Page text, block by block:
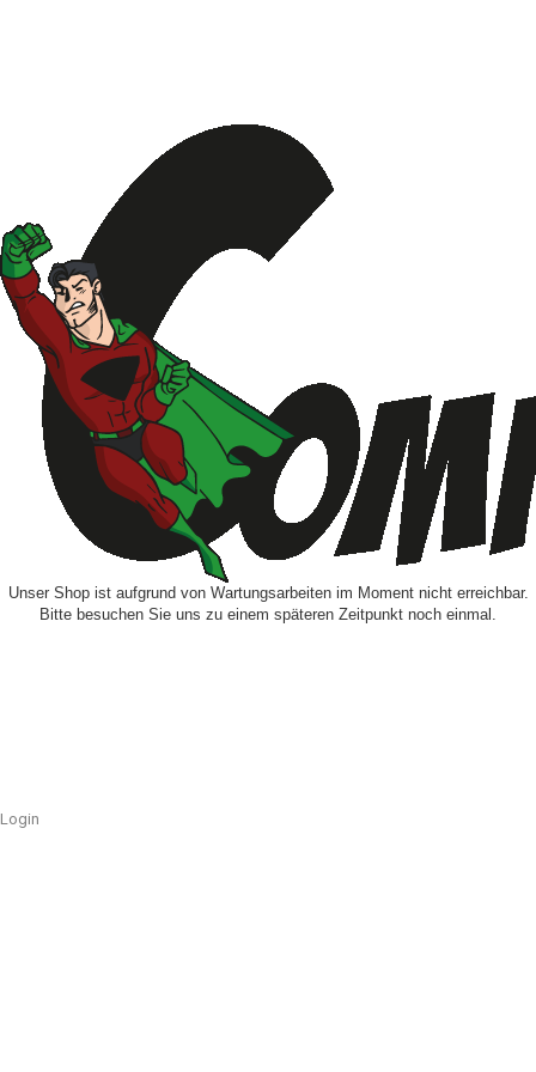
Unser Shop ist aufgrund von Wartungsarbeiten im Moment nicht erreichbar.
Bitte besuchen Sie uns zu einem späteren Zeitpunkt noch einmal.
Login